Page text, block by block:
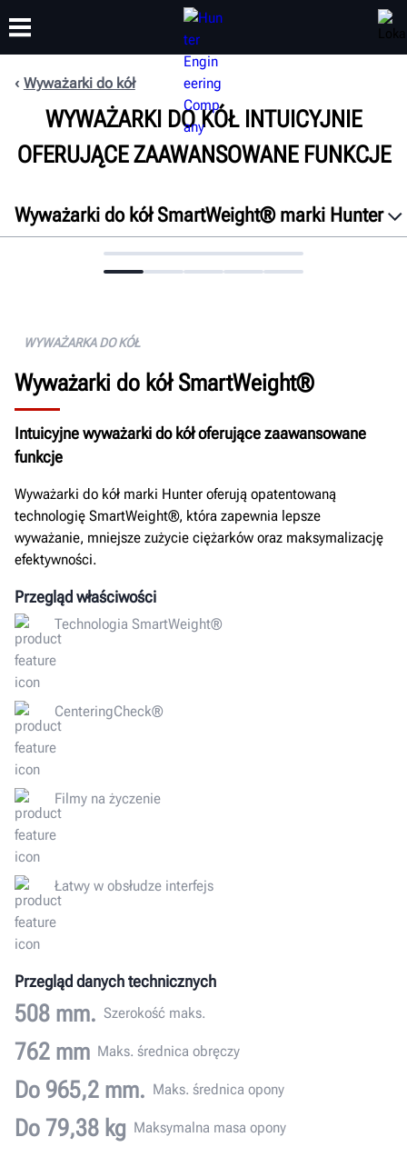
PRODUKTY
SZKOLENIA
O NAS
Wyważarki do kół
WYWAŻARKI DO KÓŁ INTUICYJNIE
OFERUJĄCE ZAAWANSOWANE FUNKCJE
Wyważarki do kół SmartWeight® marki Hunter
Dane techniczne
WYWAŻARKA DO KÓŁ
Wyważarki do kół SmartWeight®
Intuicyjne wyważarki do kół oferujące zaawansowane
funkcje
Wyważarki do kół marki Hunter oferują opatentowaną
technologię SmartWeight®, która zapewnia lepsze
wyważanie, mniejsze zużycie ciężarków oraz maksymalizację
efektywności.
Przegląd właściwości
Technologia SmartWeight®
CenteringCheck®
Filmy na życzenie
Łatwy w obsłudze interfejs
Przegląd danych technicznych
508 mm. Szerokość maks.
762 mm Maks. średnica obręczy
Do 965,2 mm. Maks. średnica opony
Do 79,38 kg Maksymalna masa opony